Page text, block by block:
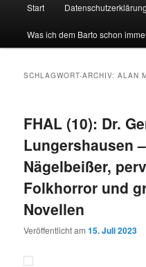
Start Datenschutzerklärung
Was ich dem Barto schon
SCHLAGWORT-ARCHIV:ALAN
FHAL (10): Dr.
Lungershausen
Nägelbeißer,
Folkhorror und
Novellen
Veröffentlicht am15. Juli 2023